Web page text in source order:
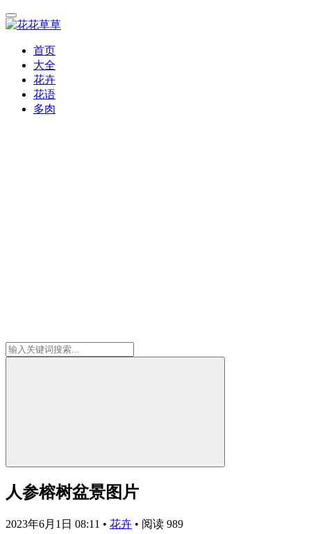
首页
大全
花卉
花语
多肉
人参榕树盆景图片
2023年6月1日 08:11 • 花卉 • 阅读 989